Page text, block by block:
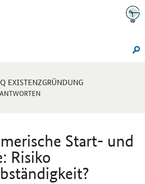
EXISTENZGRÜNDUNG
Start- und
Risiko